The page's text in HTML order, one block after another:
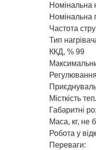
Номінальна
Номінальна
Частота
Тип
ККД, % 99
Місткість
Габаритні
Маса, кг, не
Робота у
Переваги: